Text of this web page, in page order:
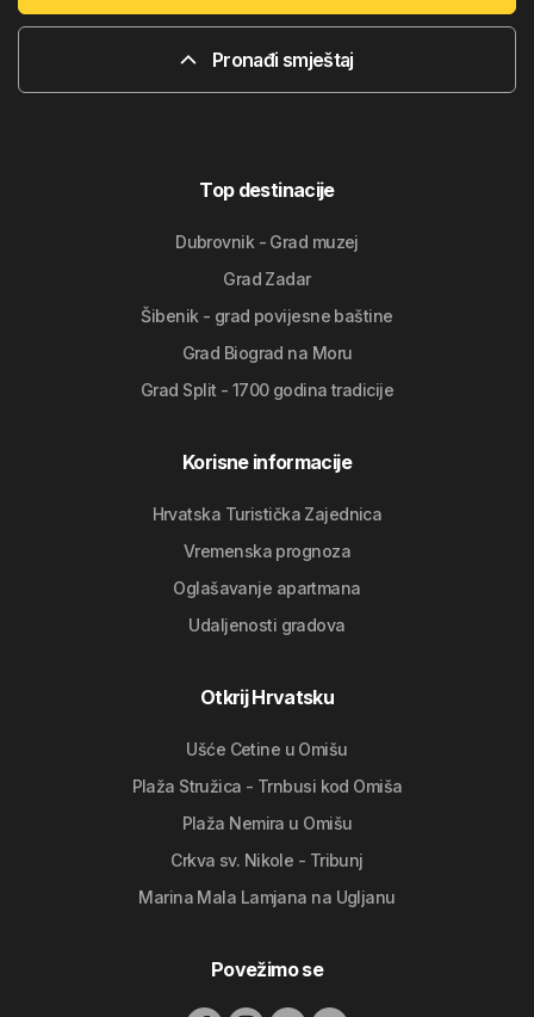
Pronađi smještaj
Top destinacije
Dubrovnik - Grad muzej
Grad Zadar
Šibenik - grad povijesne baštine
Grad Biograd na Moru
Grad Split - 1700 godina tradicije
Korisne informacije
Hrvatska Turistička Zajednica
Vremenska prognoza
Oglašavanje apartmana
Udaljenosti gradova
Otkrij Hrvatsku
Ušće Cetine u Omišu
Plaža Stružica - Trnbusi kod Omiša
Plaža Nemira u Omišu
Crkva sv. Nikole - Tribunj
Marina Mala Lamjana na Ugljanu
Povežimo se